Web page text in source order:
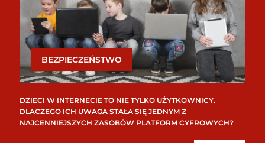
BEZPIECZEŃSTWO
DZIECI W INTERNECIE TO NIE TYLKO UŻYTKOWNICY.
DLACZEGO ICH UWAGA STAŁA SIĘ JEDNYM Z
NAJCENNIEJSZYCH ZASOBÓW PLATFORM CYFROWYCH?